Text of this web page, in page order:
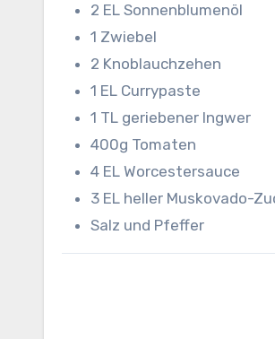
2 EL Sonnenblumenöl
1 Zwiebel
2 Knoblauchzehen
1 EL Currypaste
1 TL geriebener Ingwer
400g Tomaten
4 EL Worcestersauce
3 EL heller Muskovado-
Salz und Pfeffer